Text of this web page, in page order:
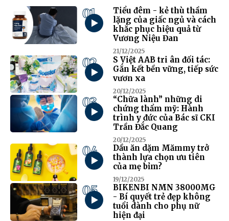
01
Tiểu đêm - kẻ thù thầm
lặng của giấc ngủ và cách
khắc phục hiệu quả từ
Vương Niệu Đan
21/12/2025
02
S Việt AAB tri ân đối tác:
Gắn kết bền vững, tiếp sức
vươn xa
20/12/2025
03
“Chữa lành” những di
chứng thẩm mỹ: Hành
trình y đức của Bác sĩ CKI
Trần Đắc Quang
20/12/2025
04
Dầu ăn dặm Mămmy trở
thành lựa chọn ưu tiên
của mẹ bỉm?
19/12/2025
05
BIKENBI NMN 38000MG
- Bí quyết trẻ đẹp không
tuổi dành cho phụ nữ
hiện đại